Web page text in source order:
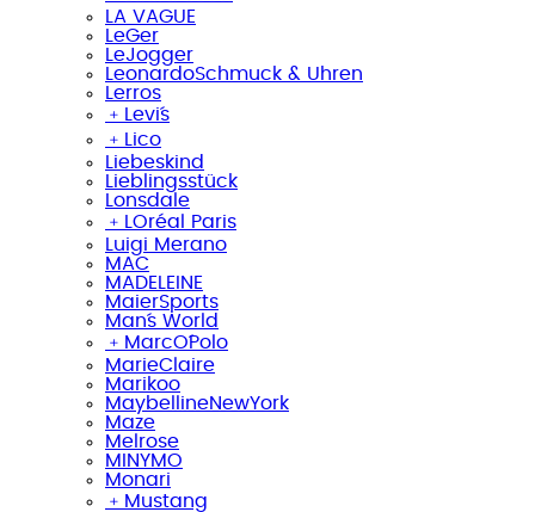
LA VAGUE
LeGer
LeJogger
LeonardoSchmuck & Uhren
Lerros
﹢
Levi´s
﹢
Lico
Liebeskind
Lieblingsstück
Lonsdale
﹢
LOréal Paris
Luigi Merano
MAC
MADELEINE
MaierSports
Man´s World
﹢ MarcO´Polo
MarieClaire
Marikoo
MaybellineNewYork
Maze
Melrose
MINYMO
Monari
﹢ Mustang